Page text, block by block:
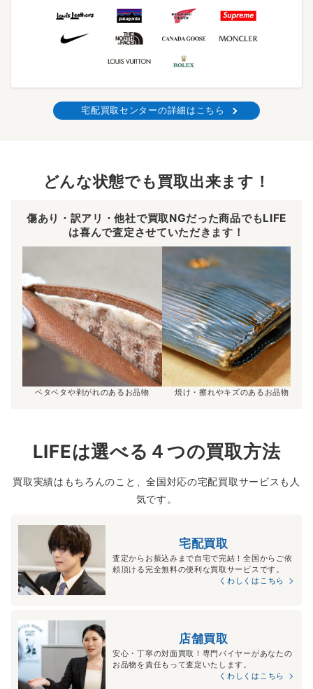
宅配買取センターの詳細はこちら
どんな状態でも買取出来ます！
傷あり・訳アリ・他社で買取NGだった商品でもLIFE
は喜んで査定させていただきます！
ベタベタや剥がれのあるお品物 焼け・擦れやキズのあるお品物
LIFEは選べる４つの買取方法
買取実績はもちろんのこと、全国対応の宅配買取サービスも人
気です。
宅配買取
査定からお振込みまで自宅で完結！全国からご依
頼頂ける完全無料の便利な買取サービスです。
くわしくはこちら
店舗買取
安心・丁寧の対面買取！専門バイヤーがあなたの
お品物を責任もって査定いたします。
くわしくはこちら